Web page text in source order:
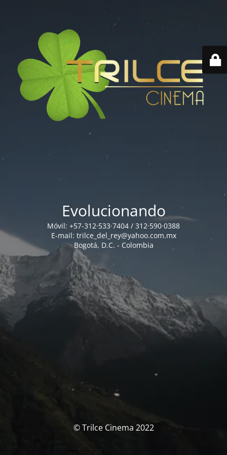
Evolucionando
Móvil: +57-312·533·7404 / 312·590·0388
E-mail: trilce_del_rey@yahoo.com.mx
Bogotá, D.C. - Colombia
© Trilce Cinema 2022